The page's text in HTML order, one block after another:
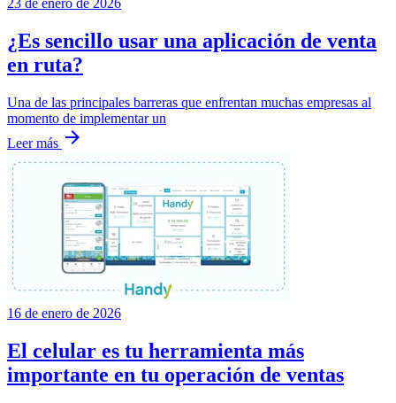
23 de enero de 2026
¿Es sencillo usar una aplicación de venta
en ruta?
Una de las principales barreras que enfrentan muchas empresas al
momento de implementar un
Leer más arrow_forward
16 de enero de 2026
El celular es tu herramienta más
importante en tu operación de ventas